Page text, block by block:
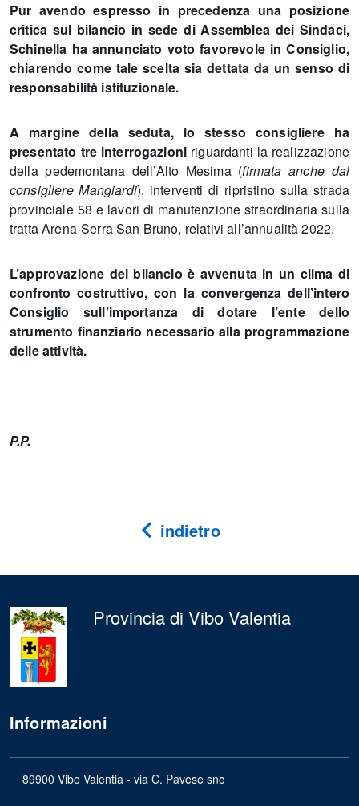
Pur avendo espresso in precedenza una posizione
critica sul bilancio in sede di Assemblea dei Sindaci,
Schinella ha annunciato voto favorevole in Consiglio,
chiarendo come tale scelta sia dettata da un senso di
responsabilità istituzionale.
A margine della seduta, lo stesso consigliere ha
presentato tre interrogazioni riguardanti la realizzazione
della pedemontana dell’Alto Mesima (firmata anche dal
consigliere Mangiardi), interventi di ripristino sulla strada
provinciale 58 e lavori di manutenzione straordinaria sulla
tratta Arena-Serra San Bruno, relativi all’annualità 2022.
L’approvazione del bilancio è avvenuta in un clima di
confronto costruttivo, con la convergenza dell’intero
Consiglio sull’importanza di dotare l’ente dello
strumento finanziario necessario alla programmazione
delle attività.
P.P.
indietro
Provincia di Vibo Valentia
Informazioni
89900 Vibo Valentia - via C. Pavese snc